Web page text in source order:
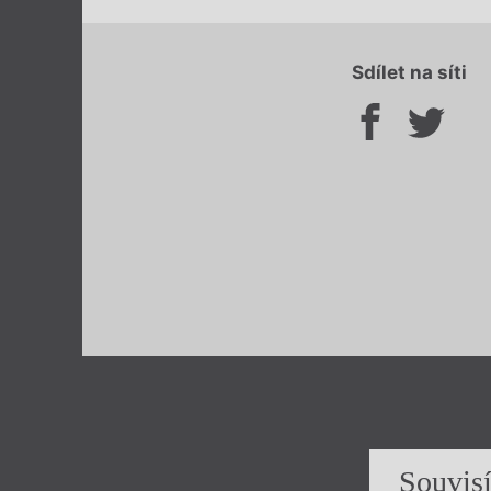
Sdílet na síti